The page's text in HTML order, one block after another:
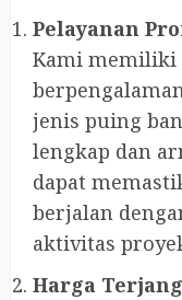
Pelayanan
Kami
jenis puing
lengkap dan
dapat
berjalan
aktivitas
Harga